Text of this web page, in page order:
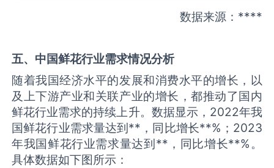
数据来源：****
五、中国鲜花行业需求情况分析
随着我国经济水平的发展和消费水平的增长，以
及上下游产业和关联产业的增长，都推动了国内
鲜花行业需求的持续上升。数据显示，2022年我
国鲜花行业需求量达到**，同比增长**%；2023
年我国鲜花行业需求量达到**，同比增长**%。
具体数据如下图所示：